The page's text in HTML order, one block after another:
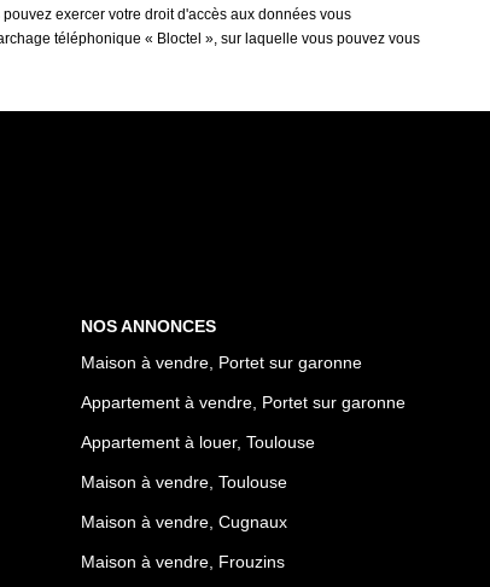
exercer votre droit d'accès aux données vous
téléphonique « Bloctel », sur laquelle vous pouvez vous
NOS ANNONCES
Maison à vendre, Portet sur garonne
Appartement à vendre, Portet sur garonne
Appartement à louer, Toulouse
Maison à vendre, Toulouse
Maison à vendre, Cugnaux
Maison à vendre, Frouzins